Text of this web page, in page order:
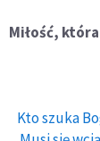
Miłość,
Kto szuka